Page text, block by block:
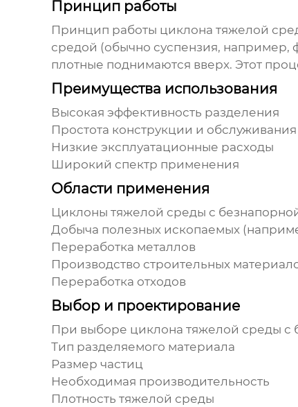
Принцип работы
Принцип работы циклона тяжелой
средой (обычно суспензия, например,
плотные поднимаются вверх. Этот
Преимущества использования
Высокая эффективность разделения
Простота конструкции и обслуживания
Низкие эксплуатационные расходы
Широкий спектр применения
Области применения
Циклоны тяжелой среды с
Добыча полезных ископаемых
Переработка металлов
Производство строительных
Переработка отходов
Выбор и проектирование
При выборе циклона тяжелой среды с
Тип разделяемого материала
Размер частиц
Необходимая производительность
Плотность тяжелой среды